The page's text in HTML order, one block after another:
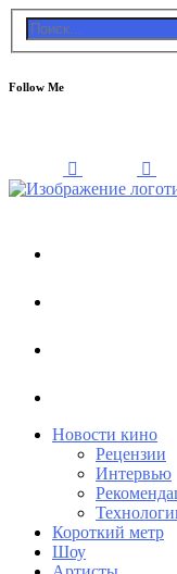
Follow Me
Новости кино
Рецензии
Интервью
Короткий метр
Шоу